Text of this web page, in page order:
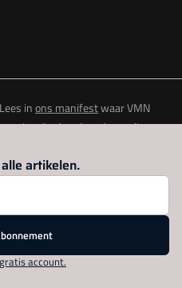
inons manifestwaar VMN
site zijn de volgende regelingen
artikelen.
account.